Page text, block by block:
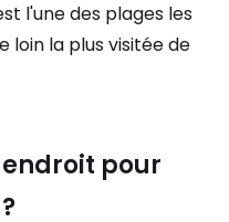
l'une des plages les
loin la plus visitée de
pour